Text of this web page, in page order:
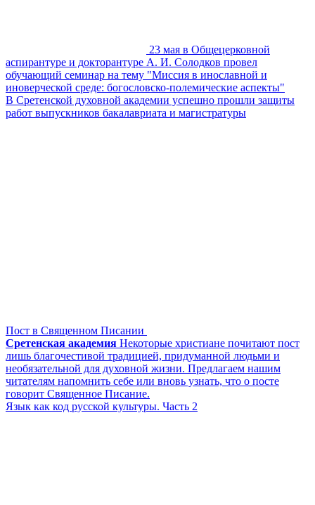
23 мая в Общецерковной
аспирантуре и докторантуре А. И. Солодков провел
обучающий семинар на тему "Миссия в инославной и
иноверческой среде: богословско-полемические аспекты"
В Сретенской духовной академии успешно прошли защиты
работ выпускников бакалавриата и магистратуры
Пост в Священном Писании
Сретенская академия Некоторые христиане почитают пост
лишь благочестивой традицией, придуманной людьми и
необязательной для духовной жизни. Предлагаем нашим
читателям напомнить себе или вновь узнать, что о посте
говорит Священное Писание.
Язык как код русской культуры. Часть 2